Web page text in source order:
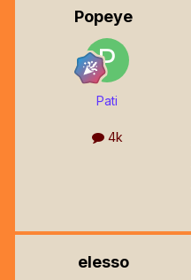
Popeye
Pati
4k
elesso